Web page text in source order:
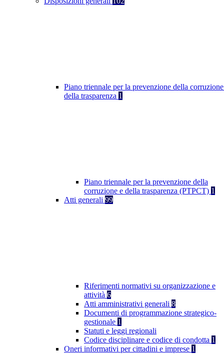
Piano triennale per la prevenzione della
della trasparenza 1
Piano triennale per la prevenzione della
corruzione e della trasparenza (PTPCT) 1
Atti generali 99
Riferimenti normativi su organizzazione e
attività 6
Atti amministrativi generali 8
Documenti di programmazione strategico-
gestionale 1
Statuti e leggi regionali
Codice disciplinare e codice di condotta 1
Oneri informativi per cittadini e imprese 1